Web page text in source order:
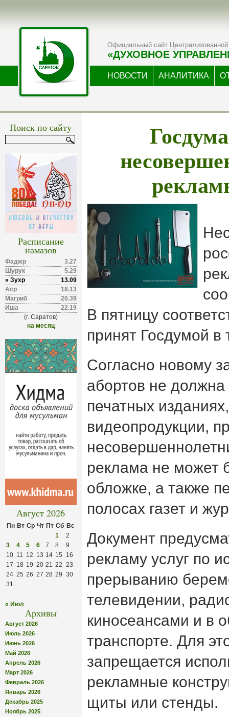
Официальный сайт Централизованной
«ДУХОВНОЕ
НОВОСТИ АНАЛИТИКА
Поиск по сайту
Расписание
намазов
Фаджр
3.27
Шурук
5.29
» Зухр
13.09
Аср
18.13
Магриб
20.39
Иша
22.19
(г. Саратов)
на месяц
Август 2026
Пн Вт Ср Чт Пт Сб Вс
1
2
3
4 5 6 7 8
9
10 11 12 13 14 15
16
17 18 19 20 21 22 23
24 25 26 27 28 29 30
31
« Июл
Архивы
Август 2026
Июль 2026
Июнь 2026
Май 2026
Апрель 2026
Март 2026
Февраль 2026
Январь 2026
Декабрь 2025
Ноябрь 2025
В пятницу
принят Госдумой в
Согласно новому
абортов не
печатных
видеопродукции,
реклама не может
обложке, а также
полосах газет и
Документ
рекламу услуг по
прерыванию
телевидении,
киносеансами и в
транспорте. Для
запрещается
рекламные
щиты или стенды.